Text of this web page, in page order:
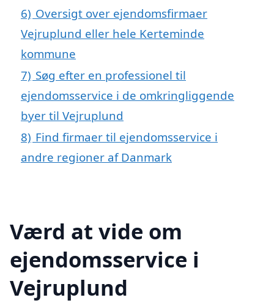
6) Oversigt over ejendomsfirmaer
Vejruplund eller hele Kerteminde
kommune
7) Søg efter en professionel til
ejendomsservice i de omkringliggende
byer til Vejruplund
8) Find firmaer til ejendomsservice i
andre regioner af Danmark
Værd at vide om
ejendomsservice i
Vejruplund